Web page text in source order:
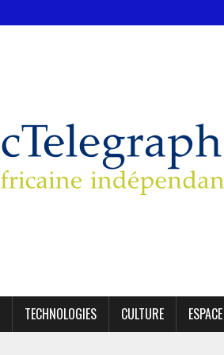
TECHNOLOGIES CULTURE